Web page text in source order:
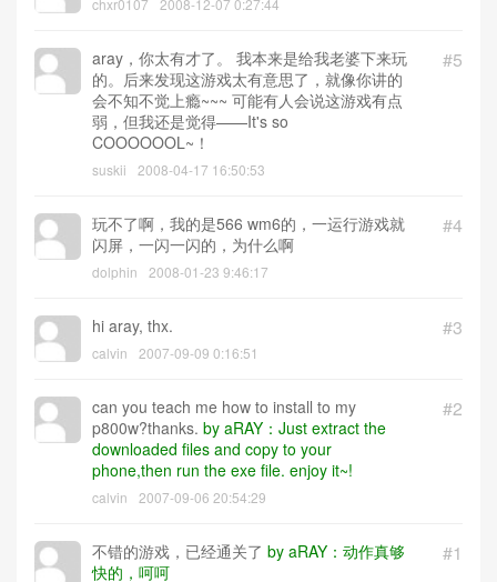
chxr0107 2008-12-07 0:27:44
#5
aray，你太有才了。 我本来是给我老婆下来玩
的。后来发现这游戏太有意思了，就像你讲的
会不知不觉上瘾~~~ 可能有人会说这游戏有点
弱，但我还是觉得——It's so
COOOOOOL~！
suskii 2008-04-17 16:50:53
#4
玩不了啊，我的是566 wm6的，一运行游戏就
闪屏，一闪一闪的，为什么啊
dolphin 2008-01-23 9:46:17
#3
hi aray, thx.
calvin 2007-09-09 0:16:51
#2
can you teach me how to install to my
p800w?thanks. by aRAY：Just extract the
downloaded files and copy to your
phone,then run the exe file. enjoy it~!
calvin 2007-09-06 20:54:29
#1
不错的游戏，已经通关了 by aRAY：动作真够
快的，呵呵